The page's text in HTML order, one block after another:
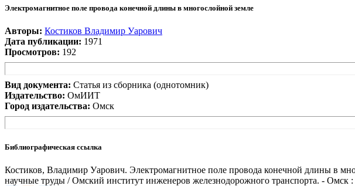
Электромагнитное поле провода конечной длины в многослойной земле
Авторы: Костиков Владимир Уарович
Дата публикации: 1971
Просмотров: 192
Вид документа: Статья из сборника (однотомник)
Издательство: ОмИИТ
Город издательства: Омск
Библиографическая ссылка
Костиков, Владимир Уарович. Электромагнитное поле провода конечной длины в
научные труды / Омский институт инженеров железнодорожного транспорта. -